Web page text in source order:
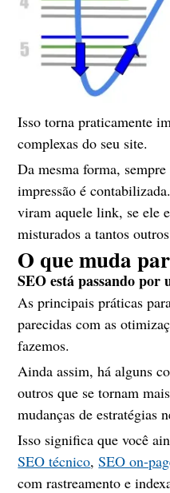
Isso torna praticamente
complexas do seu site.
Da mesma forma,
impressão é
viram aquele link, se ele
misturados a tantos
O que muda
SEO está passando por
As principais práticas
parecidas com as
fazemos.
Ainda assim, há alguns
outros que se tornam
mudanças de estratégias
Isso significa que você
SEO técnico,SEO on-
com rastreamento e